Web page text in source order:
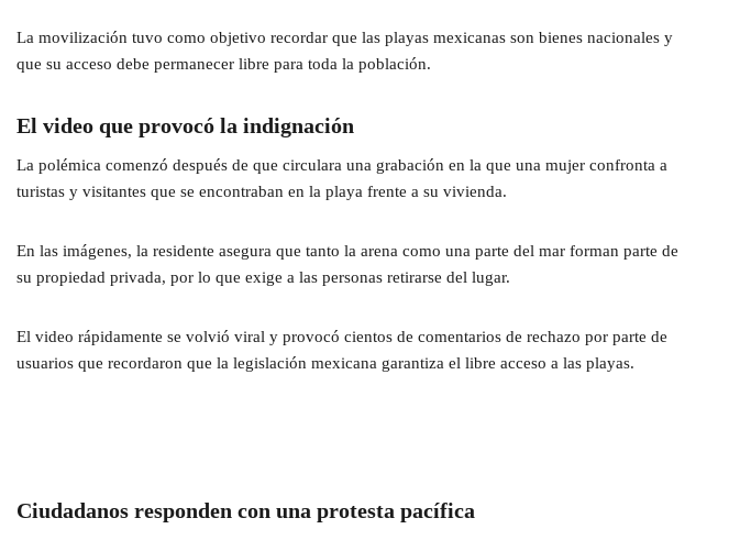
La movilización tuvo como objetivo recordar que las playas mexicanas son bienes nacionales y
que su acceso debe permanecer libre para toda la población.
El video que provocó la indignación
La polémica comenzó después de que circulara una grabación en la que una mujer confronta a
turistas y visitantes que se encontraban en la playa frente a su vivienda.
En las imágenes, la residente asegura que tanto la arena como una parte del mar forman parte de
su propiedad privada, por lo que exige a las personas retirarse del lugar.
El video rápidamente se volvió viral y provocó cientos de comentarios de rechazo por parte de
usuarios que recordaron que la legislación mexicana garantiza el libre acceso a las playas.
Ciudadanos responden con una protesta pacífica